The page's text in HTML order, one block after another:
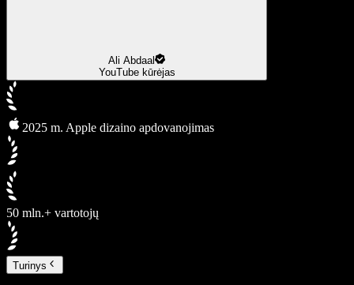
Ali Abdaal
YouTube kūrėjas
2025 m. Apple dizaino apdovanojimas
50 mln.+ vartotojų
Turinys